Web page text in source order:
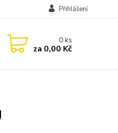
Přihlášení
0ks
za 0,00 Kč